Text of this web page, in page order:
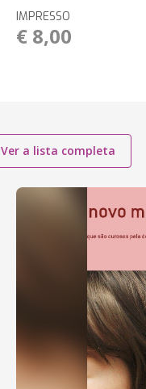
IMPRESSO
€ 8,00
Ver a lista completa